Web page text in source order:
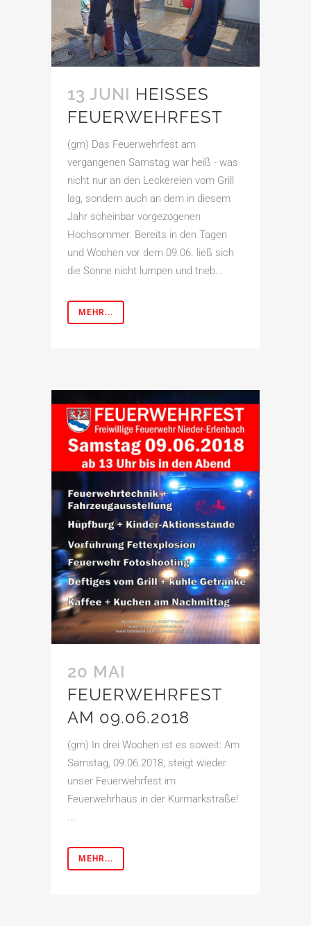
13 JUNI HEISSES F
EUERWEHRFEST
(gm) Das Feuerwehrfest am
vergangenen Samstag war heiß - was
nicht nur an den Leckereien vom Grill
lag, sondern auch an dem in diesem
Jahr scheinbar vorgezogenen
Hochsommer. Bereits in den Tagen
und Wochen vor dem 09.06. ließ sich
die Sonne nicht lumpen und trieb...
MEHR...
20 MAI
FEUERWEHRFEST
AM 09.06.2018
(gm) In drei Wochen ist es soweit: Am
Samstag, 09.06.2018, steigt wieder
unser Feuerwehrfest im
Feuerwehrhaus in der Kurmarkstraße!
...
MEHR...